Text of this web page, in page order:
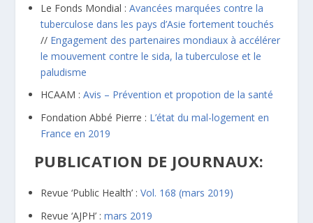
Le Fonds Mondial :Avancées marquées contre la
tuberculose dans les pays d’Asie fortement touchés
// Engagement des partenaires mondiaux à accélérer
le mouvement contre le sida, la tuberculose et le
paludisme
HCAAM :Avis – Prévention et propotion de la santé
Fondation Abbé Pierre : L’état du mal-logement en
France en 2019
PUBLICATION DE JOURNAUX:
Revue ‘Public Health’ :Vol. 168 (mars 2019)
Revue ‘AJPH’ :mars 2019